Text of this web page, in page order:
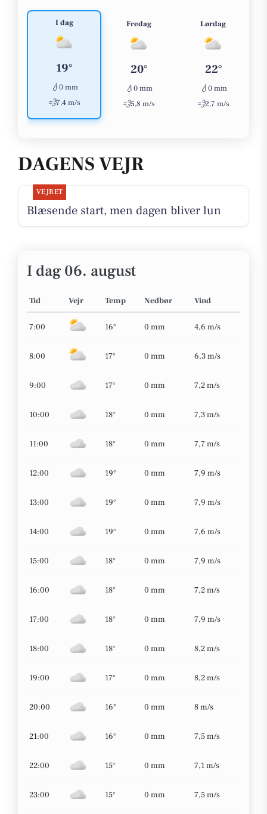
I dag
19°
💧0 mm
💨7,4 m/s
Fredag
20°
💧0 mm
💨5,8 m/s
Lørdag
22°
💧0 mm
💨2,7 m/s
DAGENS VEJR
VEJRET
Blæsende start, men dagen bliver lun
I dag 06. august
Tid Vejr Temp Nedbør Vind
7:00 16° 0 mm 4,6 m/s
8:00 17° 0 mm 6,3 m/s
9:00 17° 0 mm 7,2 m/s
10:00 18° 0 mm 7,3 m/s
11:00 18° 0 mm 7,7 m/s
12:00 19° 0 mm 7,9 m/s
13:00 19° 0 mm 7,9 m/s
14:00 19° 0 mm 7,6 m/s
15:00 18° 0 mm 7,9 m/s
16:00 18° 0 mm 7,2 m/s
17:00 18° 0 mm 7,9 m/s
18:00 18° 0 mm 8,2 m/s
19:00 17° 0 mm 8,2 m/s
20:00 16° 0 mm 8 m/s
21:00 16° 0 mm 7,5 m/s
22:00 15° 0 mm 7,1 m/s
23:00 15° 0 mm 7,5 m/s